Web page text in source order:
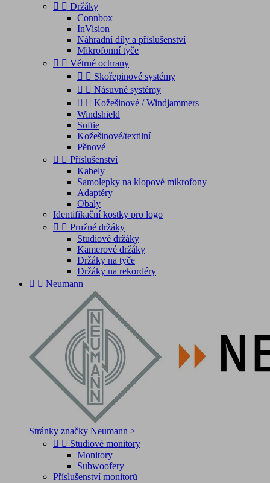
  Držáky
Connbox
InVision
Náhradní díly a příslušenství
Mikrofonní tyče
  Větrné ochrany
  Skořepinové systémy
  Násuvné systémy
  Kožešinové / Windjammers
Windshield
Softie
Kožešinové/textilní
Pěnové
  Příslušenství
Kabely
Samolepky na klopové mikrofony
Adaptéry
Obaly
Identifikační kostky pro logo
  Pružné držáky
Studiové držáky
Kamerové držáky
Držáky na tyče
Držáky na rekordéry
  Neumann
Stránky značky Neumann >
  Studiové monitory
Monitory
Subwoofery
Příslušenství monitorů